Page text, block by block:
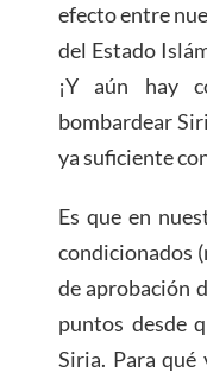
efecto entre
del Estado
¡Y aún hay
bombardear
ya suficiente
Es que en
condicionados
de aprobación
puntos desde
Siria. Para qué